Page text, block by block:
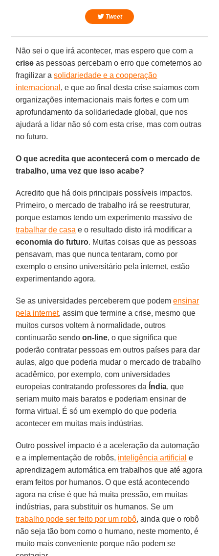
Tweet
Não sei o que irá acontecer, mas espero que com a
crise as pessoas percebam o erro que cometemos ao
fragilizar asolidariedade e a cooperação
internacional , e que ao final desta crise saiamos com
organizações internacionais mais fortes e com um
aprofundamento da solidariedade global, que nos
ajudará a lidar não só com esta crise, mas com outras
no futuro.
O que acredita que acontecerá com o mercado de
trabalho, uma vez que isso acabe?
Acredito que há dois principais possíveis impactos.
Primeiro, o mercado de trabalho irá se reestruturar,
porque estamos tendo um experimento massivo de
trabalhar de casa e o resultado disto irá modificar a
economia do futuro. Muitas coisas que as pessoas
pensavam, mas que nunca tentaram, como por
exemplo o ensino universitário pela internet, estão
experimentando agora.
Se as universidades perceberem que podemensinar
pela internet, assim que termine a crise, mesmo que
muitos cursos voltem à normalidade, outros
continuarão sendo on-line, o que significa que
poderão contratar pessoas em outros países para dar
aulas, algo que poderia mudar o mercado de trabalho
acadêmico, por exemplo, com universidades
europeias contratando professores da Índia, que
seriam muito mais baratos e poderiam ensinar de
forma virtual. É só um exemplo do que poderia
acontecer em muitas mais indústrias.
Outro possível impacto é a aceleração da automação
e a implementação de robôs, inteligência artificial e
aprendizagem automática em trabalhos que até agora
eram feitos por humanos. O que está acontecendo
agora na crise é que há muita pressão, em muitas
indústrias, para substituir os humanos. Se um
trabalho pode ser feito por um robô, ainda que o robô
não seja tão bom como o humano, neste momento, é
muito mais conveniente porque não podem se